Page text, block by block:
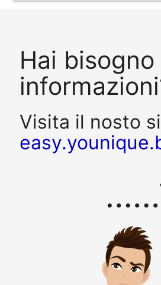
Hai
Visita il nosto